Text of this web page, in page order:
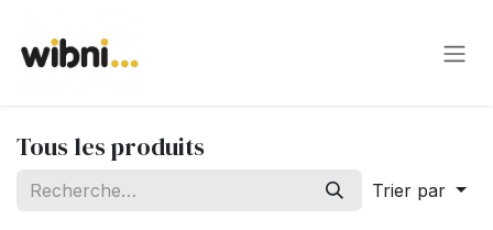
Tous les produits
Trier par